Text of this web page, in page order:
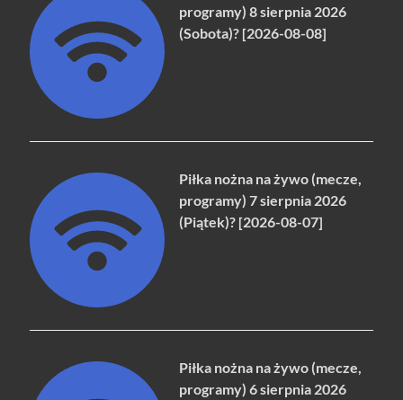
programy) 8 sierpnia 2026
(Sobota)? [2026-08-08]
Piłka nożna na żywo (mecze,
programy) 7 sierpnia 2026
(Piątek)? [2026-08-07]
Piłka nożna na żywo (mecze,
programy) 6 sierpnia 2026